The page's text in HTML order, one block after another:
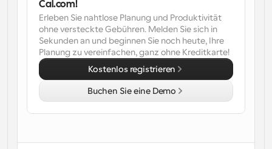
Supercharged Planung mit KI-gestützten Anrufen
Arbeitsabläufe
Automatisieren Sie die Planung und Erinnerungen
Blog
Bleiben Sie auf dem Laufenden über die neuesten
Nachrichten und Updates.
Cal.com!
Erleben Sie nahtlose Planung und Produktivität
ohne versteckte Gebühren. Melden Sie sich in
Sekunden an und beginnen Sie noch heute, Ihre
Planung zu vereinfachen, ganz ohne Kreditkarte!
Kostenlos registrieren
Buchen Sie eine Demo